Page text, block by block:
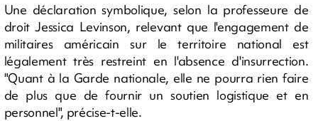
Une déclaration symbolique, selon la professeure de
droit Jessica Levinson, relevant que l'engagement de
militaires américain sur le territoire national est
légalement très restreint en l'absence d'insurrection.
"Quant à la Garde nationale, elle ne pourra rien faire
de plus que de fournir un soutien logistique et en
personnel", précise-t-elle.